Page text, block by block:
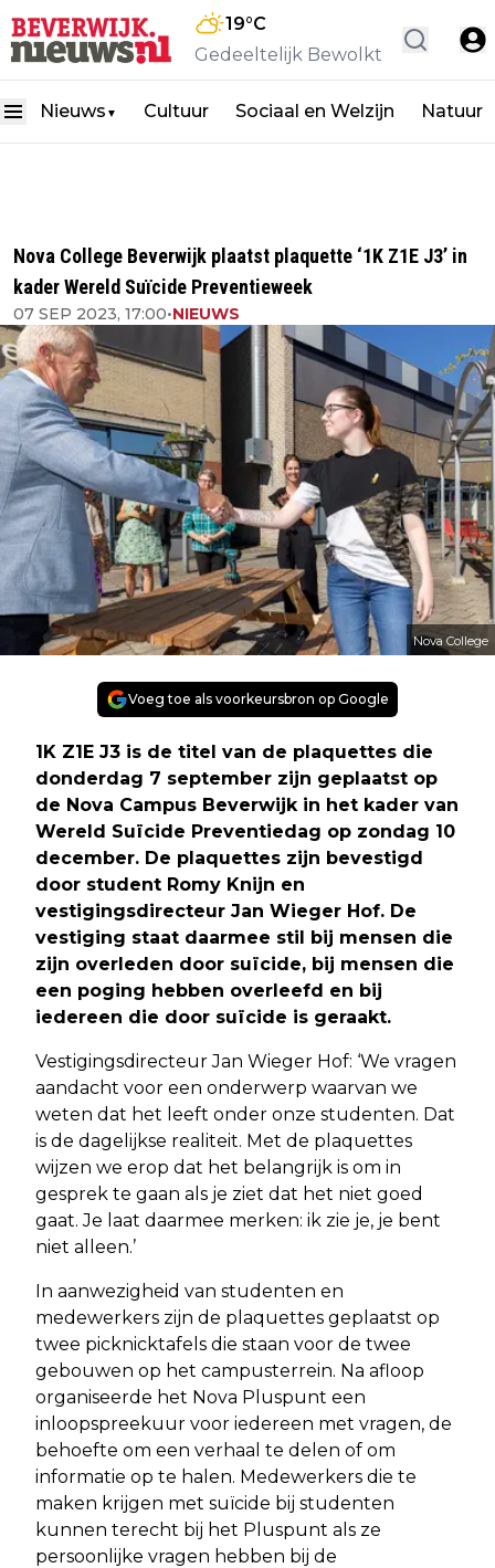
19°C
Gedeeltelijk Bewolkt
Nieuws ▼ Cultuur Sociaal en Welzijn Natuur
Nova College Beverwijk plaatst plaquette ‘1K Z1E J3’ in
kader Wereld Suïcide Preventieweek
07 SEP 2023, 17:00•NIEUWS
Nova College
Voeg toe als voorkeursbron op Google
1K Z1E J3 is de titel van de plaquettes die
donderdag 7 september zijn geplaatst op
de Nova Campus Beverwijk in het kader van
Wereld Suïcide Preventiedag op zondag 10
december. De plaquettes zijn bevestigd
door student Romy Knijn en
vestigingsdirecteur Jan Wieger Hof. De
vestiging staat daarmee stil bij mensen die
zijn overleden door suïcide, bij mensen die
een poging hebben overleefd en bij
iedereen die door suïcide is geraakt.
Vestigingsdirecteur Jan Wieger Hof: ‘We vragen
aandacht voor een onderwerp waarvan we
weten dat het leeft onder onze studenten. Dat
is de dagelijkse realiteit. Met de plaquettes
wijzen we erop dat het belangrijk is om in
gesprek te gaan als je ziet dat het niet goed
gaat. Je laat daarmee merken: ik zie je, je bent
niet alleen.’
In aanwezigheid van studenten en
medewerkers zijn de plaquettes geplaatst op
twee picknicktafels die staan voor de twee
gebouwen op het campusterrein. Na afloop
organiseerde het Nova Pluspunt een
inloopspreekuur voor iedereen met vragen, de
behoefte om een verhaal te delen of om
informatie op te halen. Medewerkers die te
maken krijgen met suïcide bij studenten
kunnen terecht bij het Pluspunt als ze
persoonlijke vragen hebben bij de